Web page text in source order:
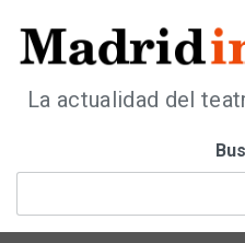
La actualidad del